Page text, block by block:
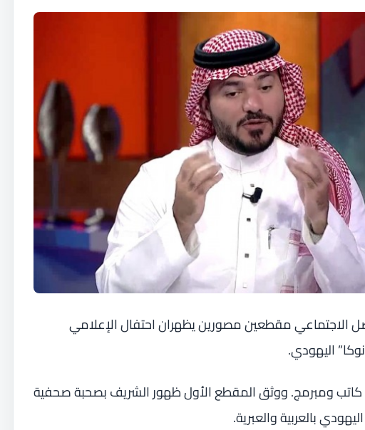
الاجتماعي مقطعين مصورين يظهران احتفال الإعلامي
اليهودي.
كاتب ومبرمج. ووثق المقطع الأول ظهور الشريف بصحبة صحفية
بالعربية والعبرية.